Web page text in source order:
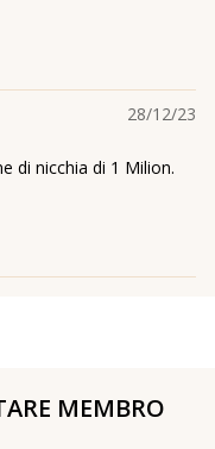
28/12/23
di nicchia di 1 Milion.
MEMBRO